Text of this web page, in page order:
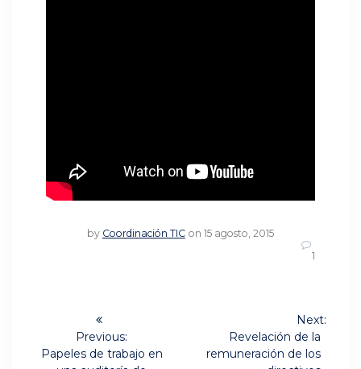
by Coordinación TIC on 15 agosto, 2015
1
Navegación
Previous:
Previous
Papeles de trabajo en
Next:
post:
Revelación de la
remuneración de los